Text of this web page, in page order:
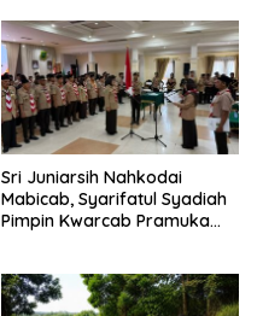
Sri Juniarsih Nahkodai
Mabicab, Syarifatul Syadiah
Pimpin Kwarcab Pramuka